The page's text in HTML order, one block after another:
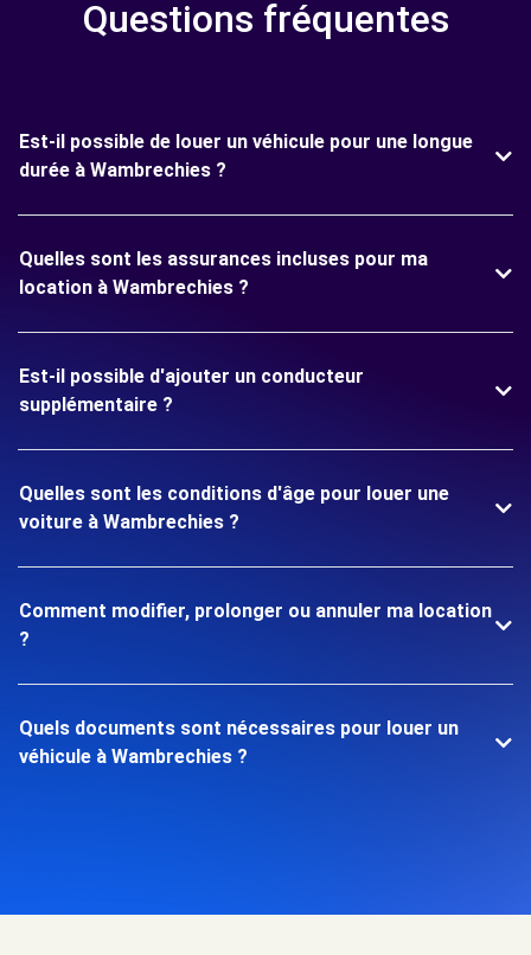
Questions fréquentes
Est-il possible de louer un véhicule pour une longue
durée à Wambrechies ?
Quelles sont les assurances incluses pour ma
location à Wambrechies ?
Est-il possible d'ajouter un conducteur
supplémentaire ?
Quelles sont les conditions d'âge pour louer une
voiture à Wambrechies ?
Comment modifier, prolonger ou annuler ma location
?
Quels documents sont nécessaires pour louer un
véhicule à Wambrechies ?